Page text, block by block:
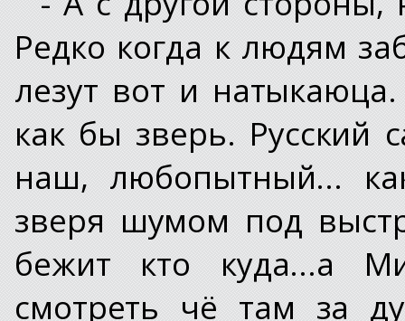
Редко когда к людям
лезут вот и
как бы зверь. Русский
наш, любопытный...
зверя шумом под
бежит кто куда...а
смотреть чё там за